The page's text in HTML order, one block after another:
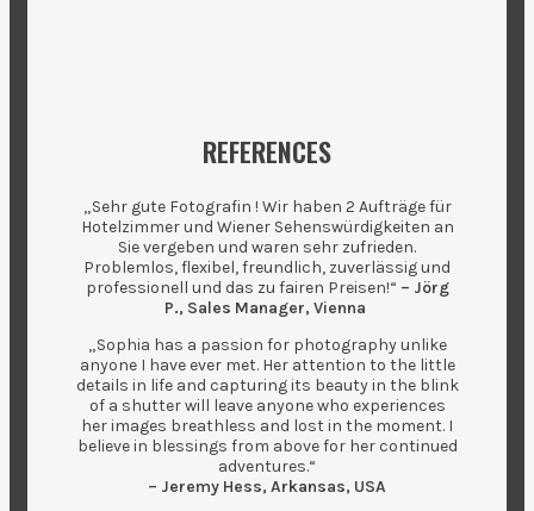
REFERENCES
„Sehr gute Fotografin ! Wir haben 2 Aufträge für
Hotelzimmer und Wiener Sehenswürdigkeiten an
Sie vergeben und waren sehr zufrieden.
Problemlos, flexibel, freundlich, zuverlässig und
professionell und das zu fairen Preisen!“ – Jörg
P., Sales Manager, Vienna
„Sophia has a passion for photography unlike
anyone I have ever met. Her attention to the little
details in life and capturing its beauty in the blink
of a shutter will leave anyone who experiences
her images breathless and lost in the moment. I
believe in blessings from above for her continued
adventures.“
– Jeremy Hess, Arkansas, USA